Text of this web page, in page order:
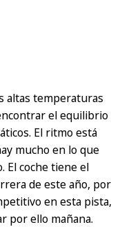
altas temperaturas
el equilibrio
El ritmo está
mucho en lo que
El coche tiene el
de este año, por
en esta pista,
por ello mañana.